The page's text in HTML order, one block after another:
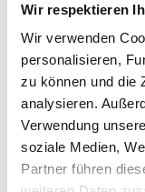
Wir respektieren
Wir verwenden
personalisieren,
zu können und die
analysieren.
Verwendung
soziale Medien,
Partner führen
SCHREIBE EINEN
Deine E-Mail-
Felder sind mit*